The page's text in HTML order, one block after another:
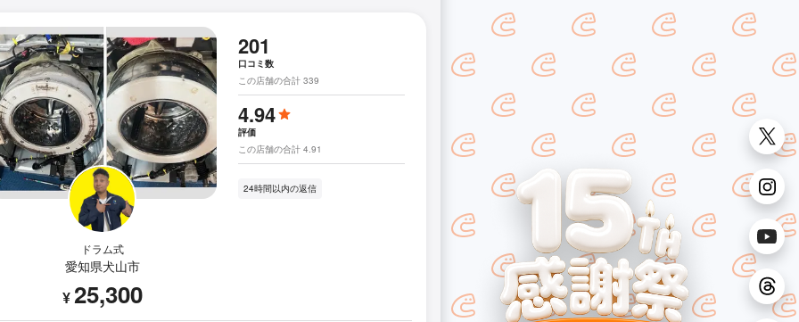
ドラム式
愛知県犬山市
¥25,300
201
口コミ数
この店舗の合計 339
4.94
評価
この店舗の合計 4.91
24時間以内の返信